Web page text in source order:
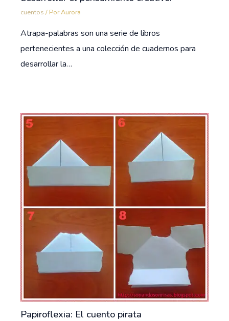
cuentos / PorAurora
Atrapa-palabras son una serie de libros
pertenecientes a una colección de cuadernos para
desarrollar la…
Papiroflexia: El cuento pirata